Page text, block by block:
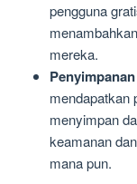
pengguna
mereka.
mendapatkan
menyimpan
keamanan
mana pun.